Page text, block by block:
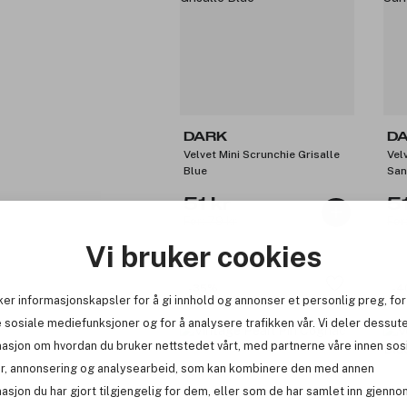
Vi bruker cookies
informasjonskapsler for å gi innhold og annonser et personlig preg,
sosiale mediefunksjoner og for å analysere trafikken vår. Vi deler
om hvordan du bruker nettstedet vårt, med partnerne våre innen
annonsering og analysearbeid, som kan kombinere den med annen
du har gjort tilgjengelig for dem, eller som de har samlet inn
DARK
Velvet Mini Scrunchie Grisalle
Blue
51 kr